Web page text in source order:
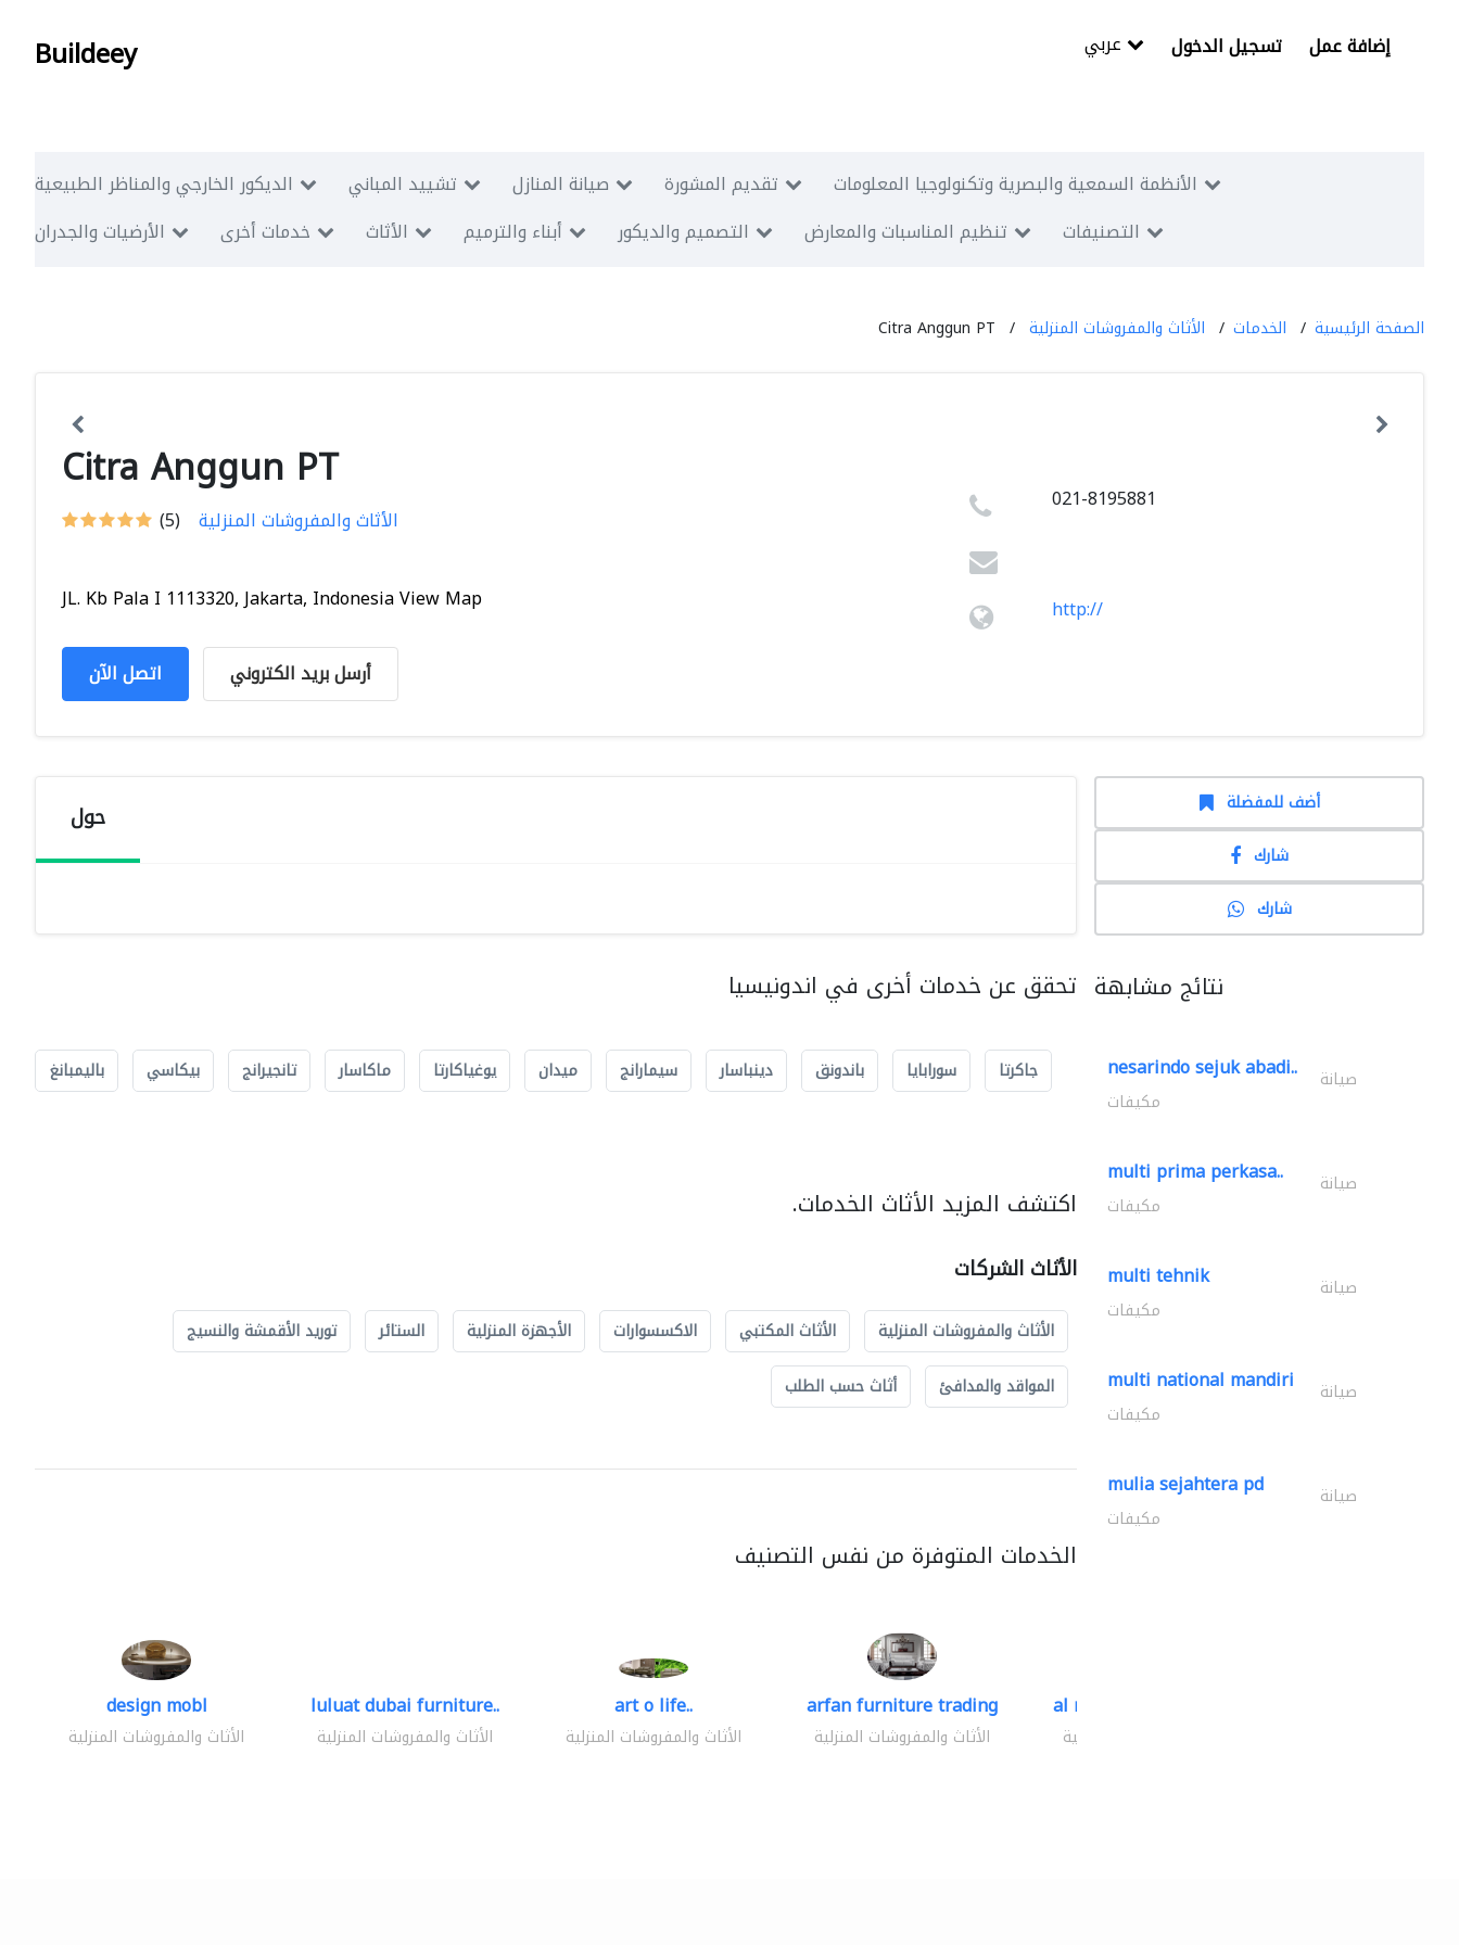
Buildeey تسجيل الدخول إضافة عمل
الديكور الخارجي والمناظر الطبيعية تشييد المباني صيانة المنازل تقديم المشورة
الأنظمة السمعية والبصرية وتكنولوجيا المعلومات
الأرضيات والجدران
خدمات أخرى الأثاث أبناء والترميم التصميم والديكور تنظيم المناسبات والمعارض التصنيفات
الصفحة الرئيسية الخدمات الأثاث والمفروشات المنزلية Citra Anggun PT
Citra Anggun PT
(5) الأثاث والمفروشات المنزلية
JL. Kb Pala I 1113320, Jakarta, Indonesia View Map
اتصل الآن أرسل بريد الكتروني
021-8195881
http://
حول
تحقق عن خدمات أخرى في اندونيسيا
جاكرتا سورابايا باندونق دينباسار سيمارانج ميدان يوغياكارتا ماكاسار تانجيرانج بيكاسي باليمبانغ
اكتشف المزيد الأثاث الخدمات.
الأثاث الشركات
الأثاث والمفروشات المنزلية الأثاث المكتبي الاكسسوارات الأجهزة المنزلية الستائر
توريد الأقمشة والنسيج
المواقد والمدافئ
أثاث حسب الطلب
الخدمات المتوفرة من نفس التصنيف
design mobl
الأثاث والمفروشات المنزلية
luluat dubai furniture..
الأثاث والمفروشات المنزلية
art o life..
الأثاث والمفروشات المنزلية
arfan furniture trading
الأثاث والمفروشات المنزلية
al mashrabia furniture..
الأثاث والمفروشات المنزلية
أضف للمفضلة
شارك
شارك
نتائج مشابهة
nesarindo sejuk abadi.. صيانة
مكيفات
multi prima perkasa.. صيانة
مكيفات
multi tehnik صيانة
مكيفات
multi national mandiri صيانة
مكيفات
mulia sejahtera pd صيانة
مكيفات